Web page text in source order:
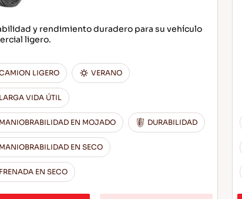
y rendimiento duradero para su vehículo
ligero.
LIGERO VERANO
LARGA VIDA ÚTIL
MANIOBRABILIDAD EN MOJADO DURABILIDAD
MANIOBRABILIDAD EN SECO
FRENADA EN SECO